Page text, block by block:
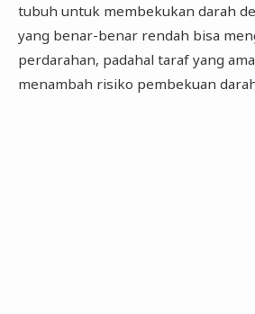
tubuh untuk membekukan darah
yang benar-benar rendah bisa
perdarahan, padahal taraf yang
menambah risiko pembekuan